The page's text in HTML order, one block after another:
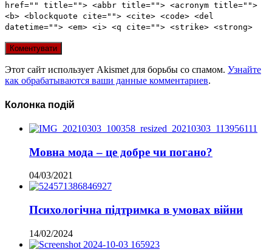
href="" title=""> <abbr title=""> <acronym title="">
<b> <blockquote cite=""> <cite> <code> <del
datetime=""> <em> <i> <q cite=""> <strike> <strong>
Этот сайт использует Akismet для борьбы со спамом. Узнайте
как обрабатываются ваши данные комментариев.
Колонка подій
Мовна мода – це добре чи погано?
04/03/2021
Психологічна підтримка в умовах війни
14/02/2024